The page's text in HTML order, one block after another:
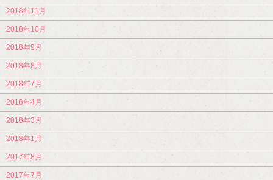
2018年11月
2018年10月
2018年9月
2018年8月
2018年7月
2018年4月
2018年3月
2018年1月
2017年8月
2017年7月